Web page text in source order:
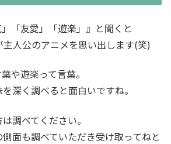
「友愛」「遊楽」』と聞くと
人公のアニメを思い出します(笑)
や遊楽って言葉。
深く調べると面白いですね。
調べてください。
面も調べていただき受け取ってねと